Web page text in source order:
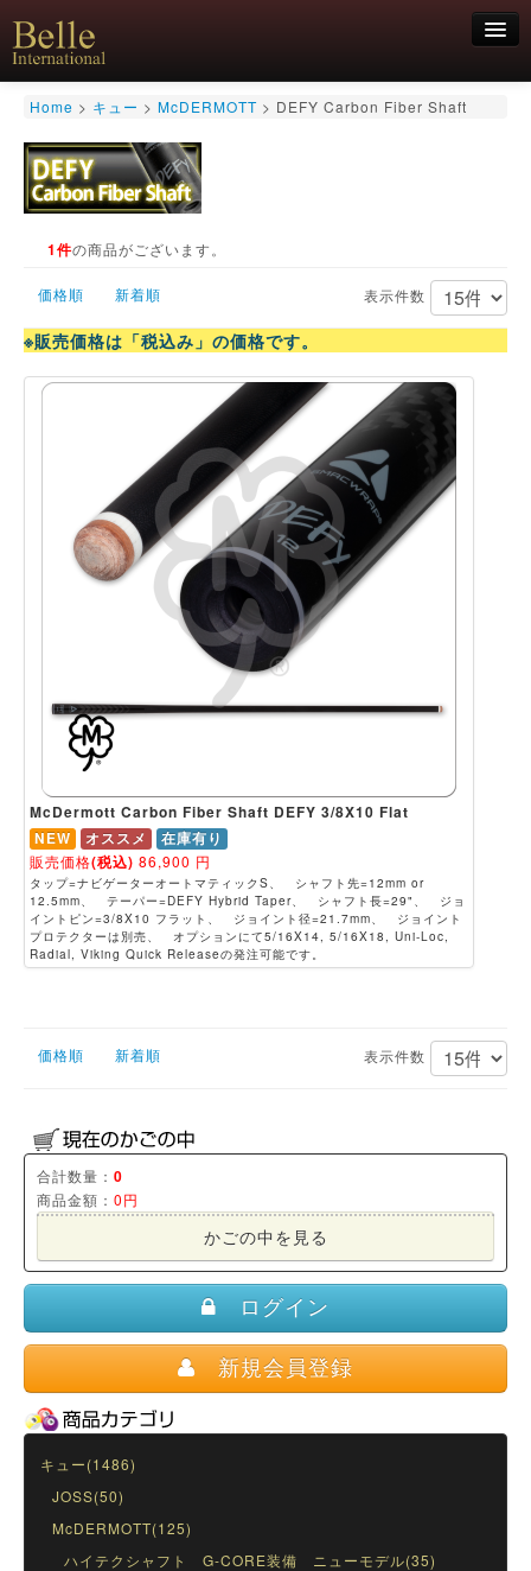
新規会員登録
ログイン
HOME
キュー
キュー用途別
キューケース
特価商品
お気軽にお問合せくださいませ！
Home > キュー > McDERMOTT > DEFY Carbon Fiber Shaft
1件の商品がございます。
価格順 新着順 表示件数
※販売価格は「税込み」の価格です。
McDermott Carbon Fiber Shaft DEFY 3/8X10 Flat
NEW オススメ
在庫有り
販売価格(税込) 86,900 円
タップ=ナビゲーターオートマティックS、 シャフト先=12mm or
12.5mm、 テーパー=DEFY Hybrid Taper、 シャフト長=29"、 ジョ
イントピン=3/8X10 フラット、 ジョイント径=21.7mm、 ジョイント
プロテクターは別売、 オプションにて5/16X14, 5/16X18, Uni-Loc,
Radial, Viking Quick Releaseの発注可能です。
価格順 新着順 表示件数
合計数量： 0
商品金額： 0円
かごの中を見る
ログイン
新規会員登録
キュー(1486)
JOSS(50)
McDERMOTT(125)
ハイテクシャフト G-CORE装備 ニューモデル(35)